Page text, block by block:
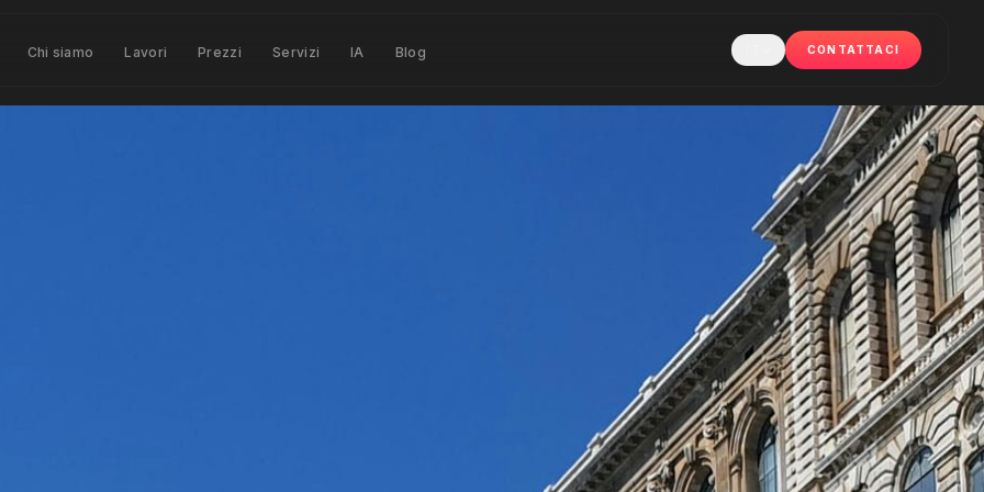
Chi siamo Lavori Prezzi Servizi IA Blog CONTATTACI